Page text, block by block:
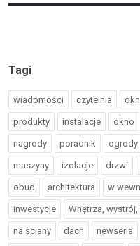
Tagi
wiadomości czytelnia
produkty instalacje okno
nagrody poradnik ogrody
maszyny izolacje drzwi
obud architektura w
inwestycje Wnętrza,
na sciany dach newseria